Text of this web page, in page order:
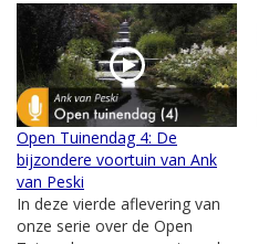
Open Tuinendag 4: De
bijzondere voortuin van Ank
van Peski
In deze vierde aflevering van
onze serie over de Open